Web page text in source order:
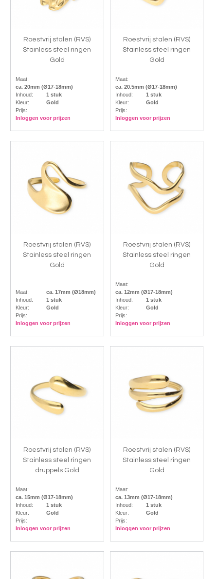
Roestvrij stalen (RVS)
Stainless steel ringen
Gold
Maat:
ca. 20mm (Ø17-18mm)
Inhoud:
1 stuk
Kleur:
Gold
Prijs:
Inloggen voor prijzen
Roestvrij stalen (RVS)
Stainless steel ringen
Gold
Maat:
ca. 20.5mm (Ø17-18mm)
Inhoud:
1 stuk
Kleur:
Gold
Prijs:
Inloggen voor prijzen
Roestvrij stalen (RVS)
Stainless steel ringen
Gold
Maat:
ca. 17mm (Ø18mm)
Inhoud:
1 stuk
Kleur:
Gold
Prijs:
Inloggen voor prijzen
Roestvrij stalen (RVS)
Stainless steel ringen
Gold
Maat:
ca. 12mm (Ø17-18mm)
Inhoud:
1 stuk
Kleur:
Gold
Prijs:
Inloggen voor prijzen
Roestvrij stalen (RVS)
Stainless steel ringen
druppels Gold
Maat:
ca. 15mm (Ø17-18mm)
Inhoud:
1 stuk
Kleur:
Gold
Prijs:
Inloggen voor prijzen
Roestvrij stalen (RVS)
Stainless steel ringen
Gold
Maat:
ca. 13mm (Ø17-18mm)
Inhoud:
1 stuk
Kleur:
Gold
Prijs:
Inloggen voor prijzen